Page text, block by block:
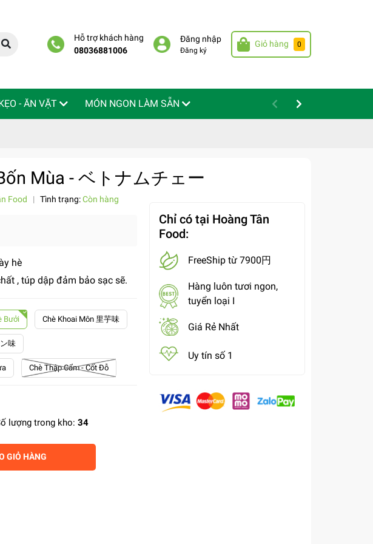
Hỗ trợ khách hàng
08036881006
Đăng nhập
Đăng ký
Giỏ hàng 0
- ĂN VẶT MÓN NGON LÀM SẴN
Mùa - ベトナムチェー
Food | Tình trạng:Còn hàng
hè
, túp dập đảm bảo sạc sẽ.
Bưởi Chè Khoai Môn 里芋味
味
Chè Thập Cẩm - Cốt Đỗ
lượng trong kho: 34
GIỎ HÀNG
Chỉ có tại Hoàng Tân
Food:
FreeShip từ 7900円
Hàng luôn tươi ngon,
tuyển loại I
Giá Rẻ Nhất
Uy tín số 1